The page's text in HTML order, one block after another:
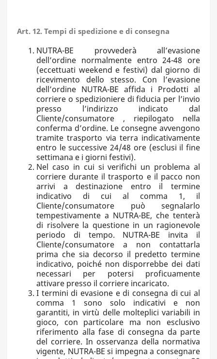
Art. 12. Tempi di spedizione e di consegna
NUTRA-BE provvederà all’evasione
dell’ordine normalmente entro 24-48 ore
(eccettuati weekend e festivi) dal giorno di
ricevimento dello stesso. Con l’evasione
dell’ordine NUTRA-BE affida i Prodotti al
corriere o spedizioniere di fiducia per l’invio
presso l’indirizzo indicato dal
Cliente/consumatore , riepilogato nella
conferma d’ordine. Le consegne avvengono
tramite trasporto via terra indicativamente
entro le successive 24/48 ore (esclusi il fine
settimana e i giorni festivi).
Nel caso in cui si verifichi un problema al
corriere durante il trasporto e il pacco non
arrivi a destinazione entro il termine
indicativo di cui al comma 1, il
Cliente/consumatore può segnalarlo
tempestivamente a NUTRA-BE, che tenterà
di risolvere la questione in un ragionevole
periodo di tempo. NUTRA-BE invita il
Cliente/consumatore a non contattarla
prima che sia decorso il predetto termine
indicativo, poiché non disporrebbe dei dati
necessari per potersi proficuamente
attivare presso il corriere incaricato.
I termini di evasione e di consegna di cui al
comma 1 sono solo indicativi e non
garantiti, in virtù delle molteplici variabili in
gioco, con particolare ma non esclusivo
riferimento alla fase di consegna da parte
del corriere. In osservanza della normativa
vigente, NUTRA-BE si impegna a consegnare